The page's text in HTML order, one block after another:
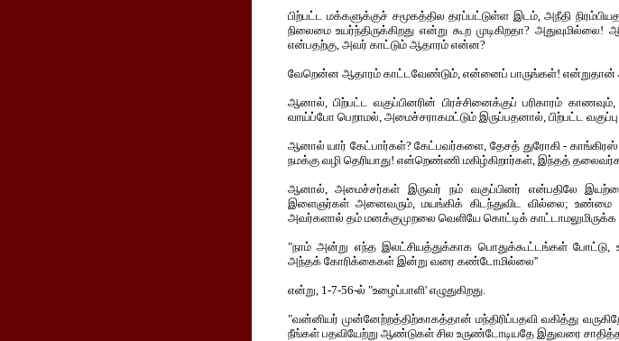
பிற்பட்ட மக்களுக்குச் சமூகத்தில தரப்பட்டுள்ள இடம், அநீதி
நிலைமை உயர்ந்திருக்கிறது என்று கூற முடிகிறதா?
என்பதற்கு, அவர் காட்டும் ஆதாரம் என்ன?
வேறென்ன ஆதாரம் காட்டவேண்டும், என்னைப் பாருங்கள்! என்றுதான்
ஆனால், பிற்பட்ட வகுப்பினரின் பிரச்சினைக்குப் பரிகாரம்
வாய்ப்போ பெறாமல், அமைச்சராகமட்டும் இருப்பதனால், பிற்பட்ட
ஆனால் யார் கேட்பார்கள்? கேட்பவர்களை, தேசத் துரோகி - காங்கிரஸ்
நமக்கு வழி தெரியாது! என்றெண்ணி மகிழ்கிறார்கள், இந்தத்
ஆனால், அமைச்சர்கள் இருவர் நம் வகுப்பினர் என்பதிலே
இளைஞர்கள் அனைவரும், மயங்கிக் கிடந்துவிட வில்லை; உண்மை
அவர்களால் தம் மனக்குமுறலை வெளியே கொட்டிக்
"நாம் அன்று எந்த இலட்சியத்துக்காக பொதுக்கூட்டங்கள் போட்டு,
அந்தக் கோரிக்கைகள் இன்று வரை கண்டோமில்லை''
என்று, 1-7-56-ல் "உழைப்பாளி' எழுதுகிறது.
"வன்னியர் முன்னேற்றத்திற்காகத்தான் மந்திரிப்பதவி வகித்து
நீங்கள் பதவியேற்று ஆண்டுகள் சில உருண்டோடியதே இதுவரை